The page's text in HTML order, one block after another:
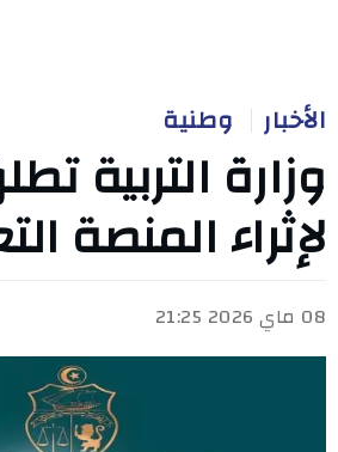
الأخبار وطنية
وزارة التربية
لإثراء المنصة
08 ماي 2026 21:25